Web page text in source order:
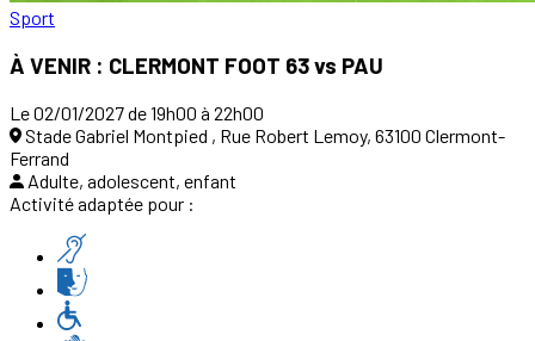
Sport
À VENIR : CLERMONT FOOT 63 vs PAU
Le 02/01/2027 de 19h00 à 22h00
Stade Gabriel Montpied , Rue Robert Lemoy, 63100 Clermont-
Ferrand
Adulte, adolescent, enfant
Activité adaptée pour :